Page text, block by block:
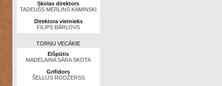
Skolas direktors
TADEUŠS MERLINS KAMINSKI
Direktora vietnieks
FILIPS BĀRLOVS
TORŅU VECĀKIE
Elšpūtis
MADELAINA SĀRA SKOTA
Grifidors
ŠELLIJS RODŽERSS